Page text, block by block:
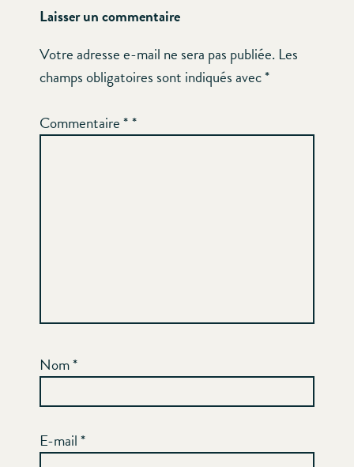
Laisser un commentaire
Votre adresse e-mail ne sera pas publiée. Les
champs obligatoires sont indiqués avec*
Commentaire*
Nom*
E-mail*